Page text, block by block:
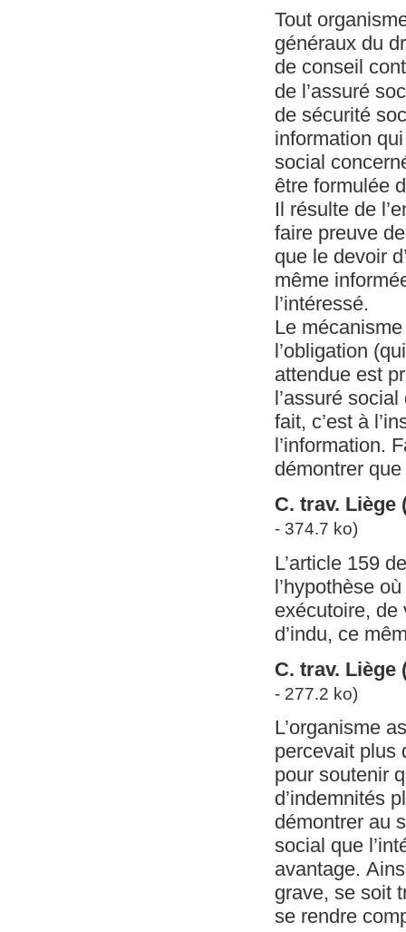
Tout
généraux du
de conseil
de l’assuré
de sécurité
information
social
être formulée
Il résulte de
faire preuve
que le devoir
même
l’intéressé.
Le
l’obligation
attendue est
l’assuré
fait, c’est à
l’information.
démontrer
C. trav. Liège
- 374.7 ko)
L’article 159
l’hypothèse
exécutoire, de
d’indu, ce
C. trav. Liège
- 277.2 ko)
L’organisme
percevait plus
pour soutenir
d’indemnités
démontrer au
social que
avantage.
grave, se soit
se rendre